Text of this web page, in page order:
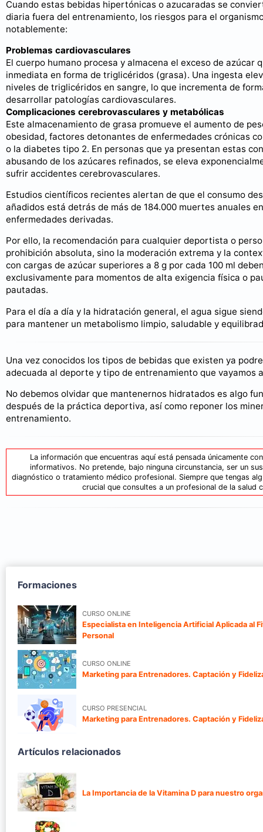
Cuando estas bebidas hipertónicas o azucaradas se
diaria fuera del entrenamiento, los riesgos para el
notablemente:
Problemas cardiovasculares
El cuerpo humano procesa y almacena el exceso de azúcar
inmediata en forma de triglicéridos (grasa). Una ingesta
niveles de triglicéridos en sangre, lo que incrementa de
desarrollar patologías cardiovasculares.
Complicaciones cerebrovasculares y metabólicas
Este almacenamiento de grasa promueve el aumento de
obesidad, factores detonantes de enfermedades crónicas
o la diabetes tipo 2. En personas que ya presentan estas
abusando de los azúcares refinados, se eleva
sufrir accidentes cerebrovasculares.
Estudios científicos recientes alertan de que el consumo
añadidos está detrás de más de 184.000 muertes anuales
enfermedades derivadas.
Por ello, la recomendación para cualquier deportista o
prohibición absoluta, sino la moderación extrema y la
con cargas de azúcar superiores a 8 g por cada 100 ml
exclusivamente para momentos de alta exigencia física o
pautadas.
Para el día a día y la hidratación general, el agua sigue
para mantener un metabolismo limpio, saludable y
Una vez conocidos los tipos de bebidas que existen ya
adecuada al deporte y tipo de entrenamiento que vayamos
No debemos olvidar que mantenernos hidratados es algo
después de la práctica deportiva, así como reponer los
entrenamiento.
La información que encuentras aquí está pensada únicamente
informativos. No pretende, bajo ninguna circunstancia, ser un
diagnóstico o tratamiento médico profesional. Siempre que tengas
crucial que consultes a un profesional de la salud
Formaciones
CURSO ONLINE
Especialista en Inteligencia Artificial Aplicada al
Personal
CURSO ONLINE
Marketing para Entrenadores. Captación y
CURSO PRESENCIAL
Marketing para Entrenadores. Captación y
Artículos relacionados
La Importancia de la Vitamina D para nuestro